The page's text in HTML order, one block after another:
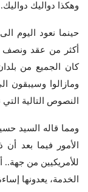
وهكذا دواليك
حينما نعود اليوم
أكثر من عقد ونصف
كان الجميع من
ومازالوا وسيبقون
النصوص التالية
ومما قاله السيد
الأمور فيما بعد
للأمريكيين من جهة..
الخدمة، يعدونها